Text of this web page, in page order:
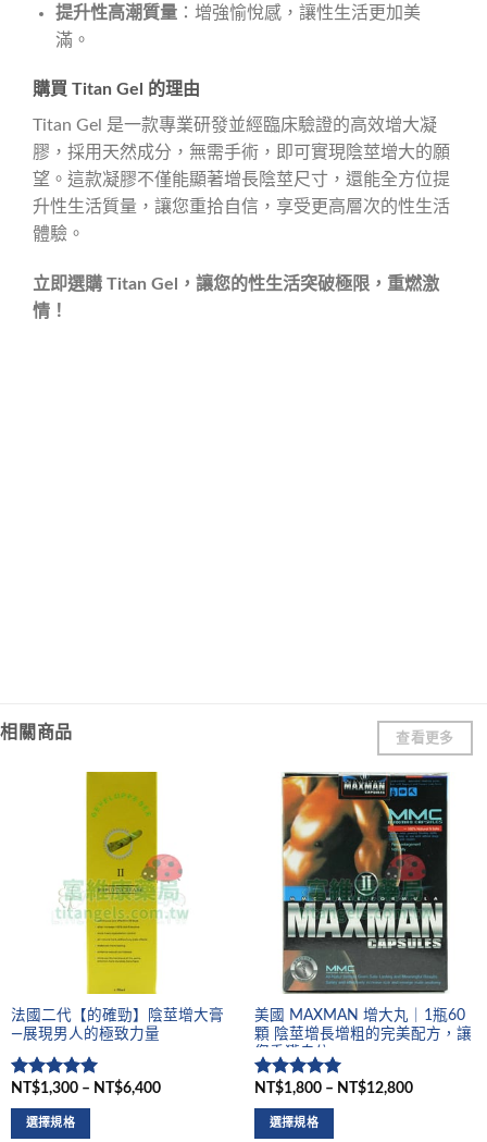
提升性高潮質量：增強愉悅感，讓性生活更加美
滿。
購買 Titan Gel 的理由
Titan Gel 是一款專業研發並經臨床驗證的高效增大凝
膠，採用天然成分，無需手術，即可實現陰莖增大的願
望。這款凝膠不僅能顯著增長陰莖尺寸，還能全方位提
升性生活質量，讓您重拾自信，享受更高層次的性生活
體驗。
立即選購 Titan Gel，讓您的性生活突破極限，重燃激
情！
相關商品 查看更多
法國二代【的確勁】陰莖增大膏
—展現男人的極致力量
評分5滿
分 5
NT$1,300 – NT$6,400
選擇規格
美國 MAXMAN 增大丸｜1瓶60
顆 陰莖增長增粗的完美配方，讓
您重獲自信
評分5滿
分 5
NT$1,800 – NT$12,800
選擇規格